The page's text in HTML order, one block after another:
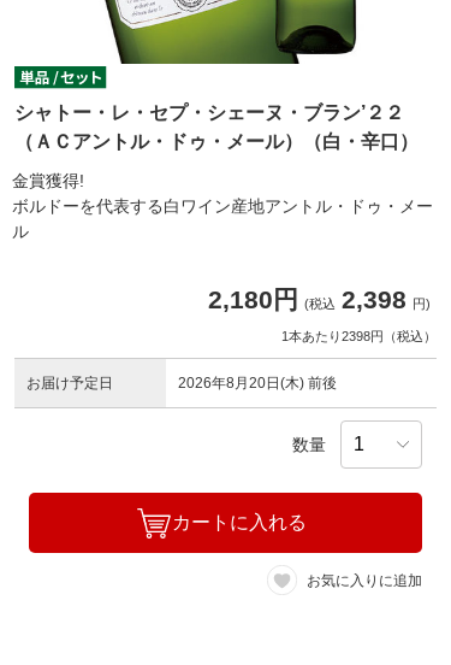
シャトー・レ・セプ・シェーヌ・ブラン’２２
（ＡＣアントル・ドゥ・メール）（白・辛口）
金賞獲得!
ボルドーを代表する白ワイン産地アントル・ドゥ・メー
ル
2,180円 (税込 2,398 円)
1本あたり2398円（税込）
お届け予定日 2026年8月20日(木) 前後
数量
カートに入れる
お気に入りに追加